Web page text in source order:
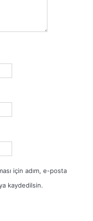
için adım, e-posta
kaydedilsin.